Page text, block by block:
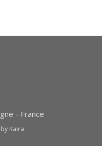
- France
by Kaira